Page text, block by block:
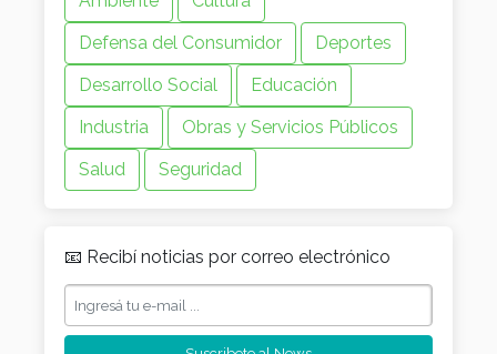
Defensa del Consumidor
Deportes
Desarrollo Social
Educación
Industria
Obras y Servicios Públicos
Salud
Seguridad
📧 Recibí noticias por correo electrónico